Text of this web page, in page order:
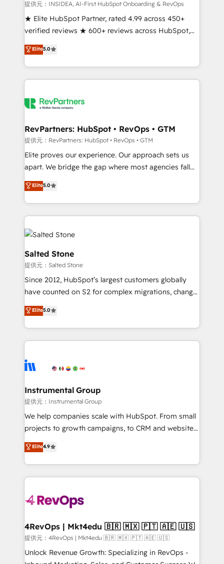
measurable impact.
提供元：INSIDEA, AI-First HubSpot Onboarding & RevOps
★ Elite HubSpot Partner, rated 4.99 across 450+
verified reviews ★ 600+ reviews across HubSpot,
G2 & Clutch ★ 150+ in-house HubSpot-certified
experts ★ 1,500+ implementations across 25+
countries ★ AI-first, RevOps-led, onboarding-
obsessed INSIDEA helps growing companies turn
team, migrate your data, and build AI-powered
your time zone. What we do: ➤ Onboarding: Live in
weeks, with workflows built around your business,
not a template. ➤ Migration: Move from any legacy
CRM. Zero downtime, full data integrity. ➤
revenue process. Sales, marketing, and service wired
together. ➤ AI and Integrations: Layer Breeze AI,
rollouts, adoption coaching. Buying HubSpot,
built for the work.
Elite5.0
RevPartners: HubSpot • RevOps • GTM
提供元：RevPartners: HubSpot • RevOps • GTM
Elite proves our experience. Our approach sets us
apart. We bridge the gap where most agencies fall
short by combining GTM strategy with technical
execution to solve the right problem with the right
solution. As the only firm in the world to hold Elite
Partner Accreditations with both HubSpot and Clay,
our clients gain a unique advantage in CRM
architecture, pipeline generation, data intelligence,
and go-to-market execution. Why B2B Businesses
Choose RP: - Secure: Soc2 compliant 🛡️ - Pricing:
Implementations starting at $1,5k 💵 - Speed: Launch
in 14 days ⚡ - Global: 250 professionals across five
Partner 🪴 - Sales Hub: More implementations than
hire a technical agency for a growth problem. Hire a
partner built to solve both.
Elite5.0
Salted Stone
提供元：Salted Stone
Since 2012, HubSpot’s largest customers globally
have counted on S2 for complex migrations, change
management, systems integration, and creative
solutions that deliver measurable impact and
transform brand experiences As one of the few full-
service creative agencies in the HubSpot
winning design to build scalable, globally
marketing campaigns, & RevOps frameworks that
fuel long-term success We connect the entire
customer lifecycle through seamless integrations,
ensure long-term adoption with change-
and service to drive sustainable growth With 6 key
HubSpot accreditations and experience across
teams has worked with clients just like you Let’s
explore whether S2 is the partner you’ve been
looking for...and get your next big initiative moving!
Elite5.0
Instrumental Group
提供元：Instrumental Group
We help companies scale with HubSpot. From small
projects to growth campaigns, to CRM and websites.
Hire an agency that's experienced in every inch of
HubSpot and willing to work hand-in-hand with your
team to simplify the complex and build a better
experience for your team and customers.
Elite4.9
4RevOps | Mkt4edu 🇧🇷 🇲🇽 🇵🇹 🇦🇪 🇺🇸
提供元：4RevOps | Mkt4edu 🇧🇷 🇲🇽 🇵🇹 🇦🇪 🇺🇸
Unlock Revenue Growth: Specializing in RevOps -